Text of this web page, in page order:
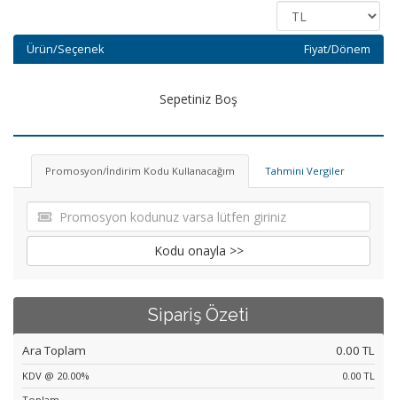
Ürün/Seçenek Fiyat/Dönem
Sepetiniz Boş
Promosyon/İndirim Kodu Kullanacağım Tahmini Vergiler
Kodu onayla >>
Sipariş Özeti
Ara Toplam 0.00 TL
KDV @ 20.00%
0.00 TL